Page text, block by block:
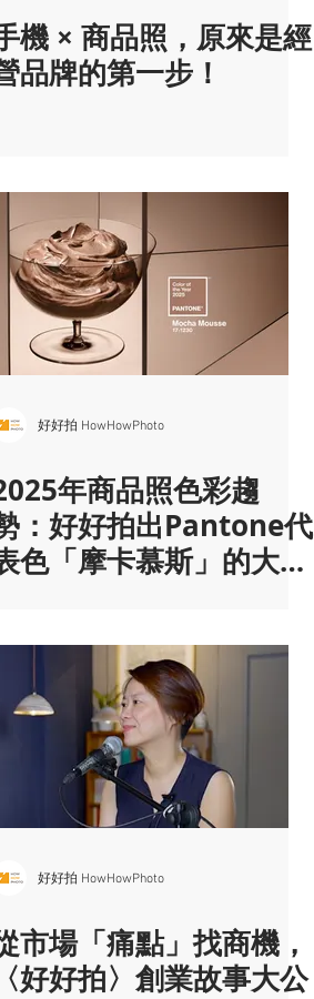
機 × 商品照，原來是經
品牌的第一步！
好好拍 HowHowPhoto
年商品照色彩趨
：好好拍出Pantone代
色「摩卡慕斯」的大地
好好拍 HowHowPhoto
市場「痛點」找商機，
〈好好拍〉創業故事大公